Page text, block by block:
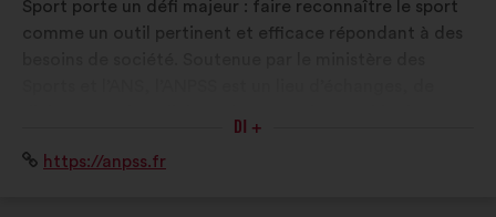
LA
DU
Sport porte un défi majeur : faire reconnaître le sport
comme un outil pertinent et efficace répondant à des
territoriales, entreprises, personnalités qualifiées.
DI +
Sitohttps://anpss.fr